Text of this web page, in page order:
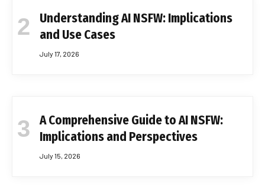
Understanding AI NSFW: Implications
and Use Cases
July 17, 2026
A Comprehensive Guide to AI NSFW:
Implications and Perspectives
July 15, 2026